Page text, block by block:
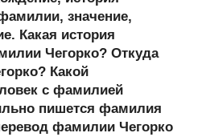
er o
ur
n
al
значение,
Какая история
Чегорко? Откуда
Какой
с фамилией
пишется фамилия
фамилии Чегорко